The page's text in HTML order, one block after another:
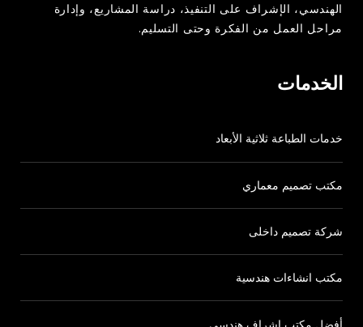
info@heng.sa
www.heng.saالخدمات
خدمات الطباعة ثلاثية الأبعاد
مكتب تصميم معماري
شركة تصميم داخلى
مكتب انشاءات هندسية
أفضل مكتب اشراف هندسي
الهندسي، الإشراف على التنفيذ، دراسة المشاريع، وإدارة
مراحل العمل من الفكرة وحتى التسليم.